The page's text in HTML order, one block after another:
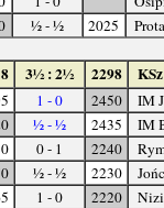
½ - ½ 2025
3½ : 2½ 2298
1 - 0 2450
IM
½ - ½ 2435
IM
0 - 1 2240
½ - ½ 2230
1 - 0 2220